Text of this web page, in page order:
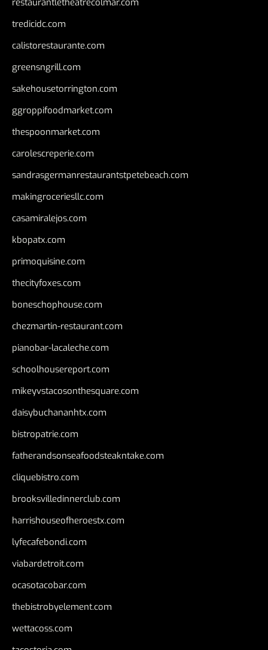
restaurantletheatrecolmar.com
tredicidc.com
calistorestaurante.com
greensngrill.com
sakehousetorrington.com
ggroppifoodmarket.com
thespoonmarket.com
carolescreperie.com
sandrasgermanrestaurantstpetebeach.com
makingroceriesllc.com
casamiralejos.com
kbopatx.com
primoquisine.com
thecityfoxes.com
boneschophouse.com
chezmartin-restaurant.com
pianobar-lacaleche.com
schoolhousereport.com
mikeyvstacosonthesquare.com
daisybuchananhtx.com
bistropatrie.com
fatherandsonseafoodsteakntake.com
cliquebistro.com
brooksvilledinnerclub.com
harrishouseofheroestx.com
lyfecafebondi.com
viabardetroit.com
ocasotacobar.com
thebistrobyelement.com
wettacoss.com